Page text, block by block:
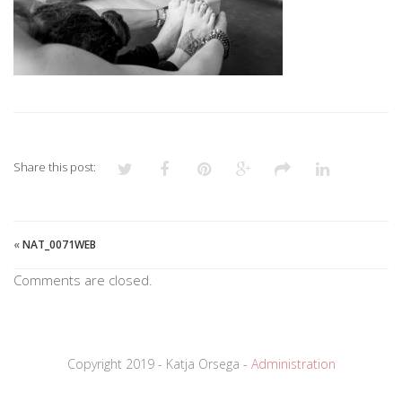
Share this post:
«NAT_0071WEB
Comments are closed.
Copyright 2019 - Katja Orsega - Administration